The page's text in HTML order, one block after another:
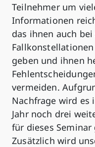
Teilnehmer um
Informationen
das ihnen auch
geben und ihnen
vermeiden.
Nachfrage wird es
Jahr noch drei
für dieses Seminar
Zusätzlich wird